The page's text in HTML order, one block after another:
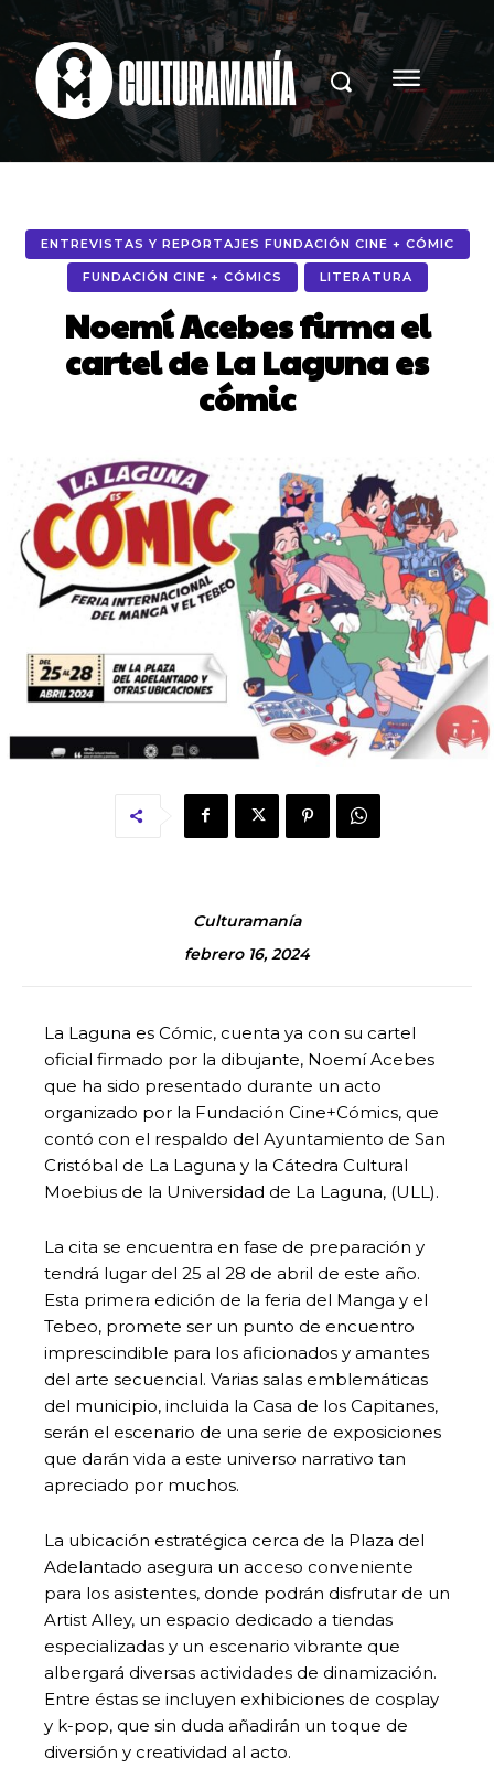
ENTREVISTAS Y REPORTAJES FUNDACIÓN CINE + CÓMIC
FUNDACIÓN CINE + CÓMICS LITERATURA
Noemí Acebes firma el
cartel de La Laguna es
cómic
Culturamanía
febrero 16, 2024
La Laguna es Cómic, cuenta ya con su cartel
oficial firmado por la dibujante, Noemí Acebes
que ha sido presentado durante un acto
organizado por la Fundación Cine+Cómics, que
contó con el respaldo del Ayuntamiento de San
Cristóbal de La Laguna y la Cátedra Cultural
Moebius de la Universidad de La Laguna, (ULL).
La cita se encuentra en fase de preparación y
tendrá lugar del 25 al 28 de abril de este año.
Esta primera edición de la feria del Manga y el
Tebeo, promete ser un punto de encuentro
imprescindible para los aficionados y amantes
del arte secuencial. Varias salas emblemáticas
del municipio, incluida la Casa de los Capitanes,
serán el escenario de una serie de exposiciones
que darán vida a este universo narrativo tan
apreciado por muchos.
La ubicación estratégica cerca de la Plaza del
Adelantado asegura un acceso conveniente
para los asistentes, donde podrán disfrutar de un
Artist Alley, un espacio dedicado a tiendas
especializadas y un escenario vibrante que
albergará diversas actividades de dinamización.
Entre éstas se incluyen exhibiciones de cosplay
y k-pop, que sin duda añadirán un toque de
diversión y creatividad al acto.